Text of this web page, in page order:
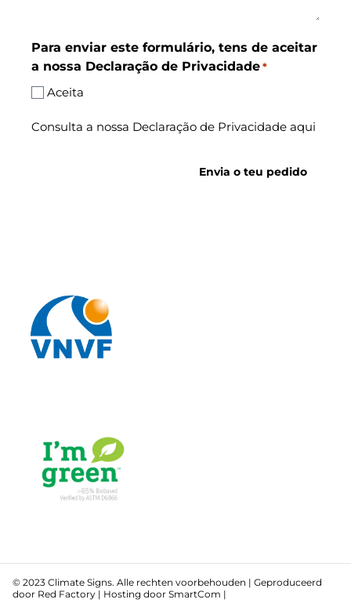
Para enviar este formulário, tens de aceitar
a nossa Declaração de Privacidade *
Aceita
Consulta a nossa Declaração de Privacidade aqui
© 2023 Climate Signs. Alle rechten voorbehouden | Geproduceerd
door Red Factory | Hosting door SmartCom |